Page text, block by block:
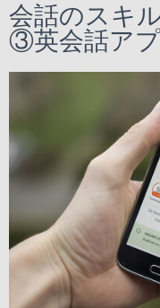
会話のスキ
③英会話ア